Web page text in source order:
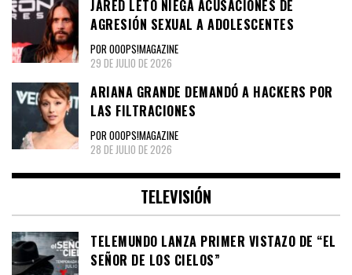
JARED LETO NIEGA ACUSACIONES DE
AGRESIÓN SEXUAL A ADOLESCENTES
POR OOOPS!MAGAZINE
29 DE JULIO DE 2026
ARIANA GRANDE DEMANDÓ A HACKERS POR
LAS FILTRACIONES
POR OOOPS!MAGAZINE
28 DE JULIO DE 2026
TELEVISIÓN
TELEMUNDO LANZA PRIMER VISTAZO DE “EL
SEÑOR DE LOS CIELOS”